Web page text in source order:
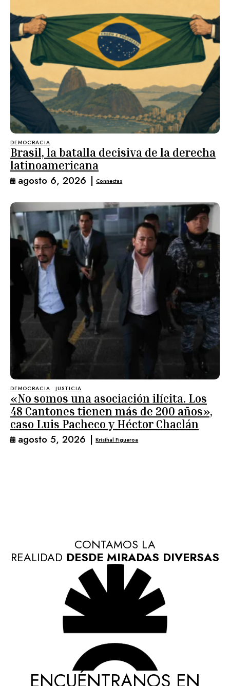
DEMOCRACIA
Brasil, la batalla decisiva de la derecha
latinoamericana
agosto 6, 2026 | Connectas
DEMOCRACIA JUSTICIA
«No somos una asociación ilícita. Los
48 Cantones tienen más de 200 años»,
caso Luis Pacheco y Héctor Chaclán
agosto 5, 2026 | Kristhal Figueroa
CONTAMOS LA
REALIDAD DESDE MIRADAS DIVERSAS
ENCUÉNTRANOS EN